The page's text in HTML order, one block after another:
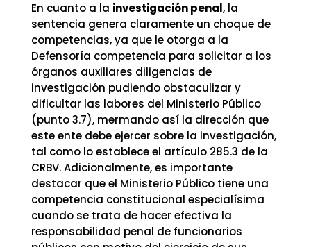
En cuanto a la investigación penal, la
sentencia genera claramente un choque de
competencias, ya que le otorga a la
Defensoría competencia para solicitar a los
órganos auxiliares diligencias de
investigación pudiendo obstaculizar y
dificultar las labores del Ministerio Público
(punto 3.7), mermando así la dirección que
este ente debe ejercer sobre la investigación,
tal como lo establece el artículo 285.3 de la
CRBV. Adicionalmente, es importante
destacar que el Ministerio Público tiene una
competencia constitucional especialísima
cuando se trata de hacer efectiva la
responsabilidad penal de funcionarios